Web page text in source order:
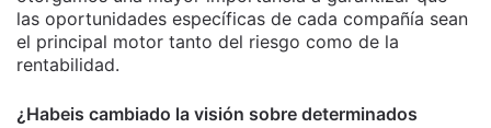
las oportunidades específicas de cada compañía sean
el principal motor tanto del riesgo como de la
rentabilidad.
¿Habeis cambiado la visión sobre determinados